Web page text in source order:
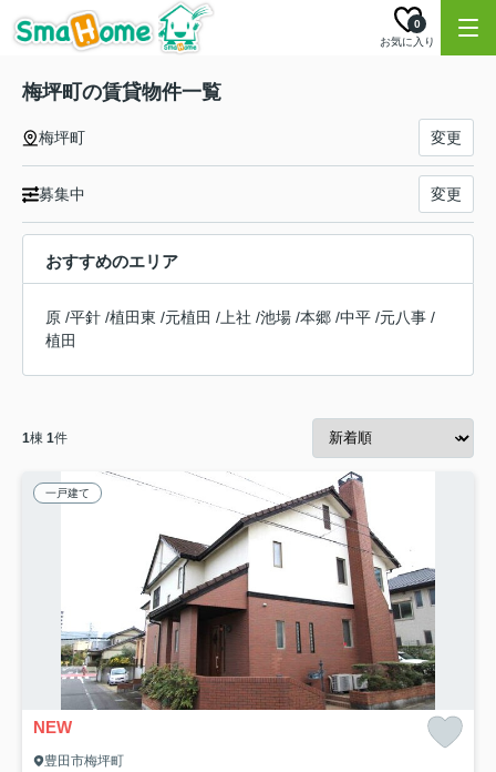
お気に入り
0
梅坪町の賃貸物件一覧
梅坪町 変更
募集中 変更
おすすめのエリア
原 /平針 /植田東 /元植田 / 上社 /池場 /本郷 /中平 /元八事 /
植田
1棟 1件
一戸建て
NEW
豊田市梅坪町